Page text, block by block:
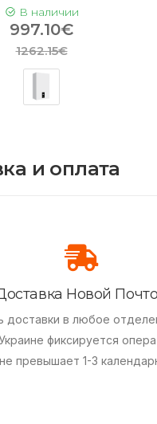
В наличии
997.10€
1262.15€
и оплата
Новой
доставки в любое
фиксируется
превышает 1-3